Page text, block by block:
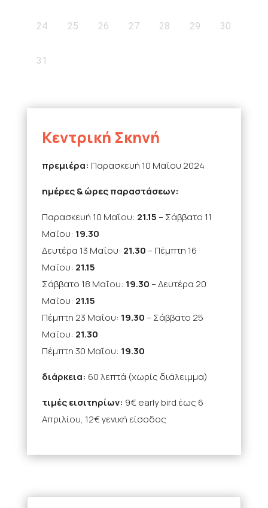
24 25 26 27 28 29 30
31
Κεντρική Σκηνή
πρεμιέρα: Παρασκευή 10 Μαΐου 2024
ημέρες & ώρες παραστάσεων:
Παρασκευή 10 Μαΐου: 21.15 – Σάββατο 11
Μαΐου: 19.30
Δευτέρα 13 Μαΐου: 21.30 – Πέμπτη 16
Μαΐου: 21.15
Σάββατο 18 Μαΐου: 19.30 – Δευτέρα 20
Μαΐου: 21.15
Πέμπτη 23 Μαΐου: 19.30 – Σάββατο 25
Μαΐου: 21.30
Πέμπτη 30 Μαΐου: 19.30
διάρκεια: 60 λεπτά (χωρίς διάλειμμα)
τιμές εισιτηρίων: 9€ early bird έως 6
Απριλίου, 12€ γενική είσοδος